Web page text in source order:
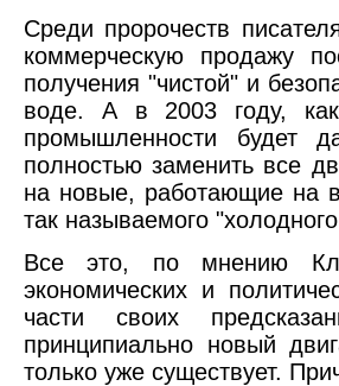
Среди пророчеств
коммерческую продажу
получения "чистой" и
воде. А в 2003 году, как
промышленности будет
полностью заменить все
на новые, работающие на
так называемого
Все это, по мнению
экономических и
части своих
принципиально новый
только уже существует.